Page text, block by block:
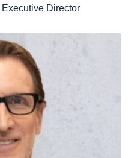
Director